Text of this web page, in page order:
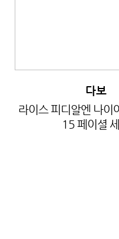
다보
라이스 피디알엔 나이
15 페이셜